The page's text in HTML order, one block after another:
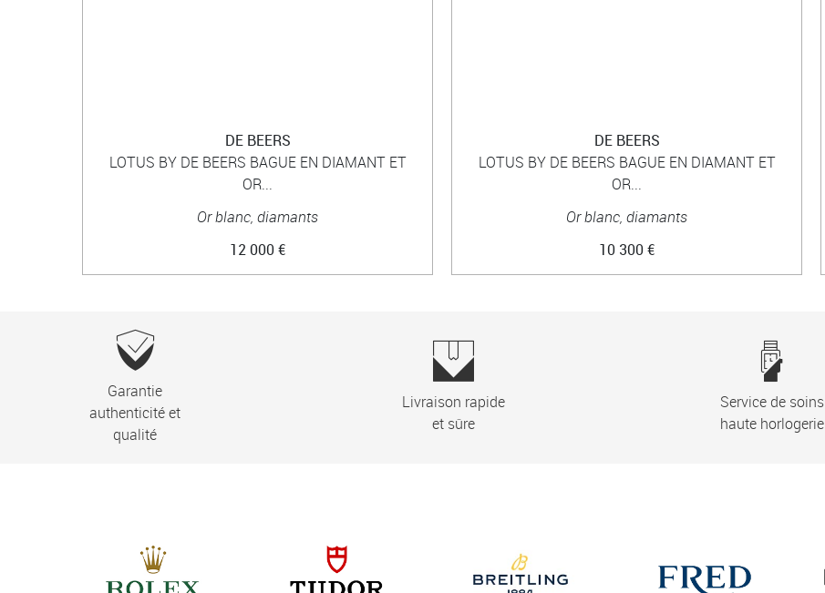
DE BEERS
LOTUS BY DE BEERS BAGUE EN DIAMANT ET
OR...
Or blanc, diamants
12 000 €
DE BEERS
LOTUS BY DE BEERS BAGUE EN DIAMANT ET
OR...
Or blanc, diamants
10 300 €
Garantie
authenticité et
qualité
Livraison rapide
et sûre
Service de soins
haute horlogerie